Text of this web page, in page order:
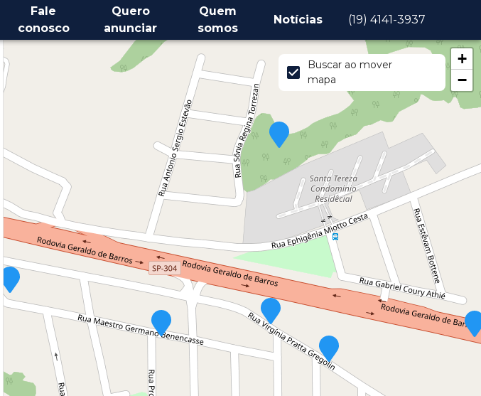
Fale
conosco
Quero
anunciar
Quem
somos
Notícias (19) 4141-3937
+
−
Buscar ao mover
mapa